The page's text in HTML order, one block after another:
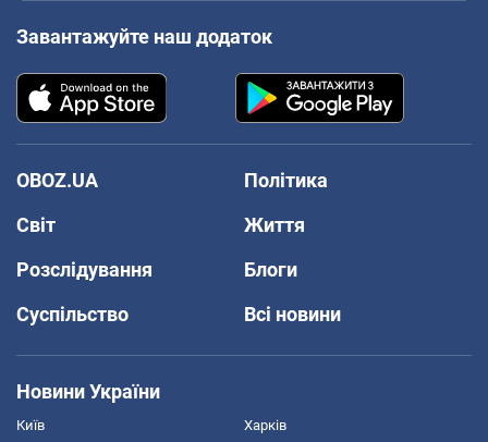
Завантажуйте наш додаток
OBOZ.UA
Політика
Світ
Життя
Розслідування
Блоги
Суспільство
Всі новини
Новини України
Київ Харків